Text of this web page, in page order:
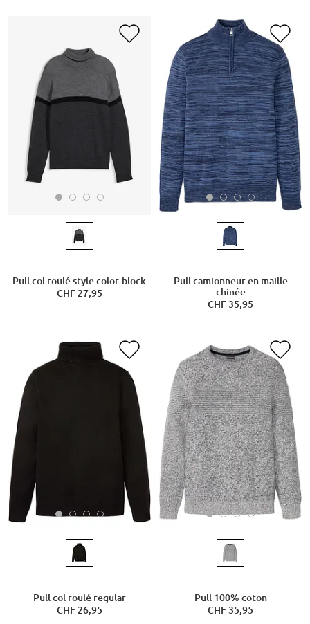
Pull col roulé style color-block
CHF 27,95
Pull camionneur en maille
chinée
CHF 35,95
Pull col roulé regular
CHF 26,95
Pull 100% coton
CHF 35,95